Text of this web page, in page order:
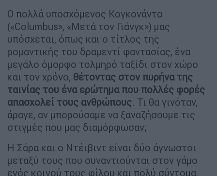
Ο πολλά υποσχόμενος Κογκονάντα
(«Columbus», «Μετά τον Γιάνγκ») μας
υπόσχεται, όπως και ο τίτλος της
ρομαντικής του δραμεντί φαντασίας, ένα
μεγάλο όμορφο τολμηρό ταξίδι στον χώρο
και τον χρόνο, θέτοντας στον πυρήνα της
ταινίας του ένα ερώτημα που πολλές φορές
απασχολεί τους ανθρώπους. Τι θα γινόταν,
άραγε, αν μπορούσαμε να ξαναζήσουμε τις
στιγμές που μας διαμόρφωσαν;
Η Σάρα και ο Ντέιβιντ είναι δύο άγνωστοι
μεταξύ τους που συναντιούνται στον γάμο
ενός κοινού τους φίλου και πολύ σύντομα,